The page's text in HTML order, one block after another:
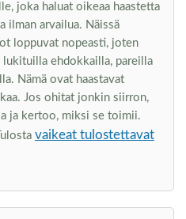
joka haluat oikeaa haastetta
ilman arvailua. Näissä
loppuvat nopeasti, joten
ehdokkailla, pareilla
Nämä ovat haastavat
Jos ohitat jonkin siirron,
ja kertoo, miksi se toimii.
vaikeat tulostettavat